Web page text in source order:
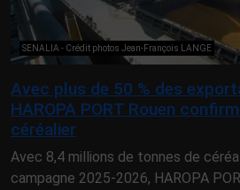
SENALIA - Crédit photos Jean-François LANGE
Avec plus de 50 % des
HAROPA PORT Rouen
céréalier
Avec 8,4 millions de tonnes de
campagne 2025-2026, HAROPA